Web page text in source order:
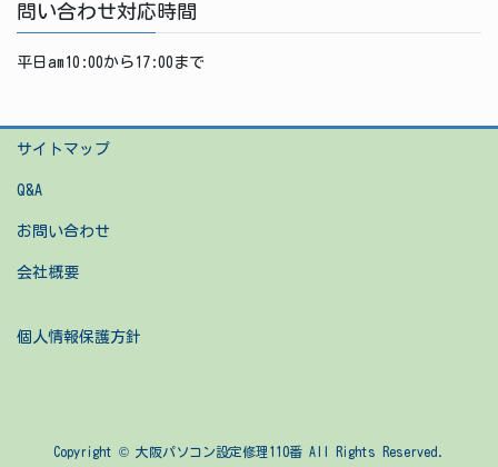
問い合わせ対応時間
平日am10:00から17:00まで
サイトマップ
Q&A
お問い合わせ
会社概要
個人情報保護方針
Copyright © 大阪パソコン設定修理110番 All Rights Reserved.